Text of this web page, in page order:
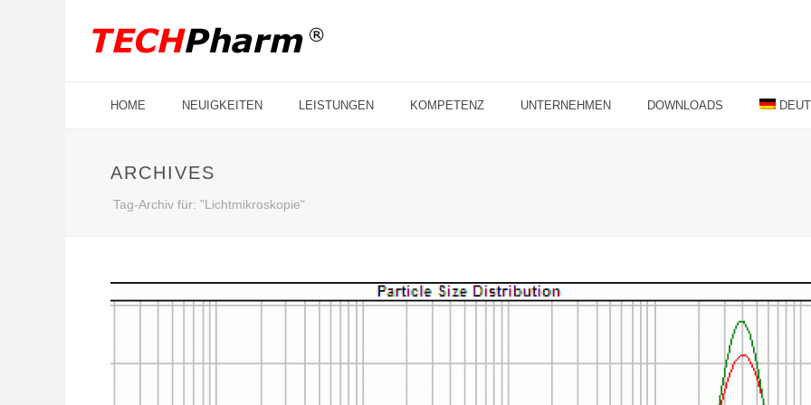
HOME NEUIGKEITEN LEISTUNGEN KOMPETENZ UNTERNEHMEN DOWNLOADS
ARCHIVES
Tag-Archiv für: "Lichtmikroskopie"